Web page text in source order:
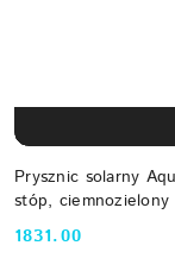
Prysznic solarny
stóp,
Cena:
1831.00